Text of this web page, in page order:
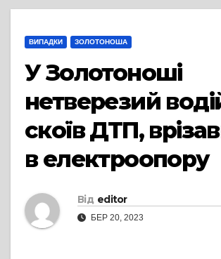
ВИПАДКИ ЗОЛОТОНОША
У Золотоноші
нетверезий
скоїв ДТП,
в електроопору
Від editor
БЕР 20, 2023